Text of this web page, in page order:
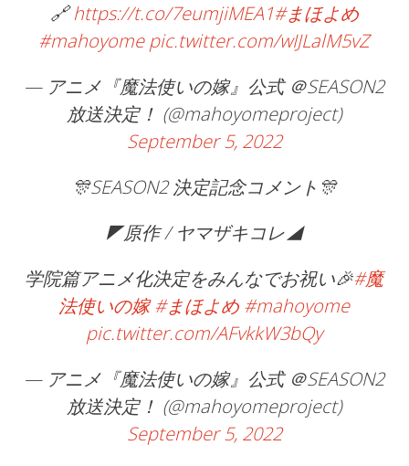
🔗https://t.co/7eumjiMEA1#まほよめ
#mahoyome pic.twitter.com/wIJLalM5vZ
— アニメ『魔法使いの嫁』公式 ＠SEASON2
放送決定！ (@mahoyomeproject)
September 5, 2022
🎊SEASON2 決定記念コメント🎊
◤原作 / ヤマザキコレ◢
学院篇アニメ化決定をみんなでお祝い🎉#魔
法使いの嫁 #まほよめ #mahoyome
pic.twitter.com/AFvkkW3bQy
— アニメ『魔法使いの嫁』公式 ＠SEASON2
放送決定！ (@mahoyomeproject)
September 5, 2022